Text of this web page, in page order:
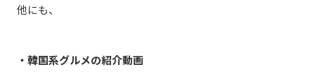
他にも、
・韓国系グルメの紹介動画